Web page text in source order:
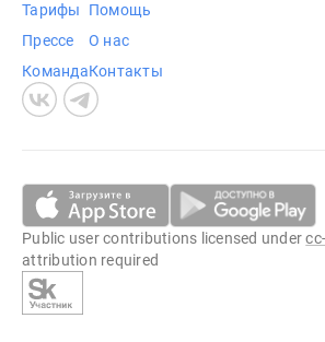
Тарифы
Прессе
Команда
Помощь
О нас
Контакты
Public user contributions licensed under
attribution required